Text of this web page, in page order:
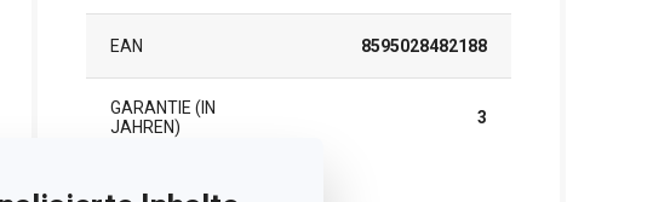
EAN 8595028482188
GARANTIE (IN
JAHREN)
3